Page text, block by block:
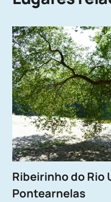
Ribeirinho do Rio
Pontearnelas